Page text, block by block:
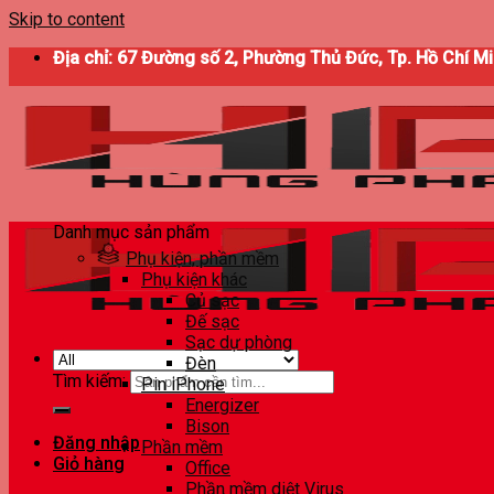
Skip to content
Địa chỉ: 67 Đường số 2, Phường Thủ Đức, Tp. Hồ Chí
Tìm kiếm:
Đăng nhập
Giỏ hàng
Danh mục sản phẩm
Phụ kiện, phần mềm
Phụ kiện khác
Củ sạc
Đế sạc
Sạc dự phòng
Đèn
Pin iPhone
Energizer
Bison
Phần mềm
Office
Phần mềm diệt Virus